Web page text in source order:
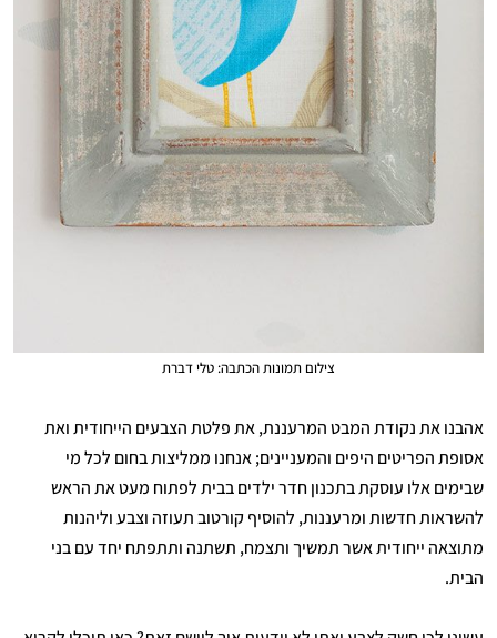
צילום תמונות הכתבה: טלי דברת
אהבנו את נקודת המבט המרעננת, את פלטת הצבעים הייחודית ואת
אסופת הפריטים היפים והמעניינים; אנחנו ממליצות בחום לכל מי
שבימים אלו עוסקת בתכנון חדר ילדים בבית לפתוח מעט את הראש
להשראות חדשות ומרעננות, להוסיף קורטוב תעוזה וצבע וליהנות
מתוצאה ייחודית אשר תמשיך ותצמח, תשתנה ותתפתח יחד עם בני
הבית.